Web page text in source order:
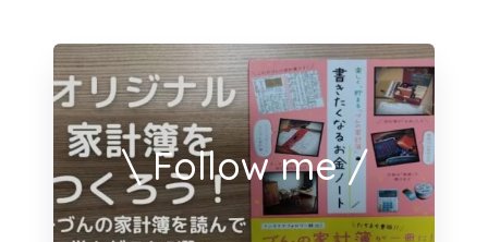
\ Follow me /